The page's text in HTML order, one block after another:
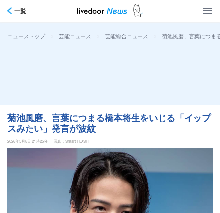
一覧
ニューストップ > 芸能ニュース > 芸能総合ニュース > 菊池風磨、言葉につま
菊池風磨、言葉につまる橋本将生をいじる「イップ
スみたい」発言が波紋
2026年5月8日 21時25分 写真：Smart FLASH